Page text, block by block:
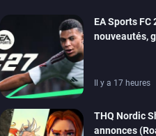
EA Sports FC
nouveautés,
Il y a 17 heures
THQ Nordic
annonces